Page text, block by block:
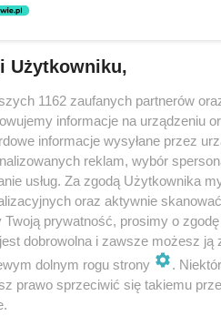
ale odpowiednio
Użytkowniku,
1162 zaufanych partnerów
informacje na urządzeniu
informacje wysyłane przez
reklam, wybór
usług. Za zgodą Użytkownika
oraz aktywnie
Twoją prywatność, prosimy o
dobrowolna i zawsze możesz
dolnym rogu strony
.
prawo sprzeciwić się takiemu